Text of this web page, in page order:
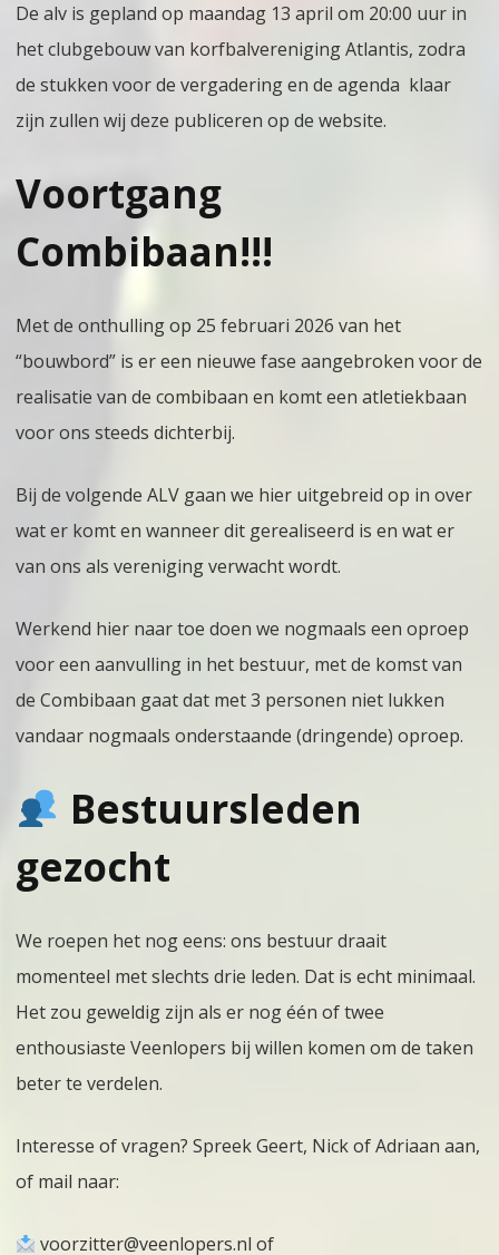
De alv is gepland op maandag 13 april om 20:00 uur in
het clubgebouw van korfbalvereniging Atlantis, zodra
de stukken voor de vergadering en de agenda klaar
zijn zullen wij deze publiceren op de website.
Voortgang
Combibaan!!!
Met de onthulling op 25 februari 2026 van het
“bouwbord” is er een nieuwe fase aangebroken voor de
realisatie van de combibaan en komt een atletiekbaan
voor ons steeds dichterbij.
Bij de volgende ALV gaan we hier uitgebreid op in over
wat er komt en wanneer dit gerealiseerd is en wat er
van ons als vereniging verwacht wordt.
Werkend hier naar toe doen we nogmaals een oproep
voor een aanvulling in het bestuur, met de komst van
de Combibaan gaat dat met 3 personen niet lukken
vandaar nogmaals onderstaande (dringende) oproep.
Bestuursleden
gezocht
We roepen het nog eens: ons bestuur draait
momenteel met slechts drie leden. Dat is echt minimaal.
Het zou geweldig zijn als er nog één of twee
enthousiaste Veenlopers bij willen komen om de taken
beter te verdelen.
Interesse of vragen? Spreek Geert, Nick of Adriaan aan,
of mail naar:
voorzitter@veenlopers.nl of